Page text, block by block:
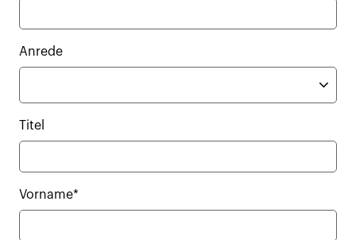
Anrede
Titel
Vorname*